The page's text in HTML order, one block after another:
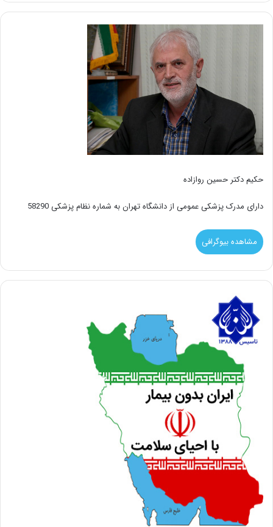
حکیم دکتر حسین روازاده
دارای مدرک پزشکی عمومی از دانشگاه تهران به شماره نظام پزشکی 58290
مشاهده بیوگرافی